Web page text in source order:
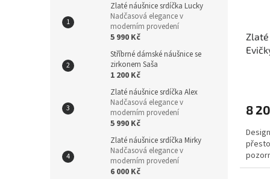
Zlaté náušnice srdíčka Lucky
Nadčasová elegance v
moderním provedení
5 990 Kč
Stříbrné dámské náušnice se
zirkonem Saša
1 200 Kč
Zlaté náušnice srdíčka Alex
Nadčasová elegance v
moderním provedení
5 990 Kč
Zlaté náušnice srdíčka Mirky
Nadčasová elegance v
moderním provedení
6 000 Kč
8